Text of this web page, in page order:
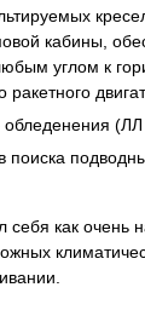
кабины,
углом к
обледенения
поиска
себя как очень